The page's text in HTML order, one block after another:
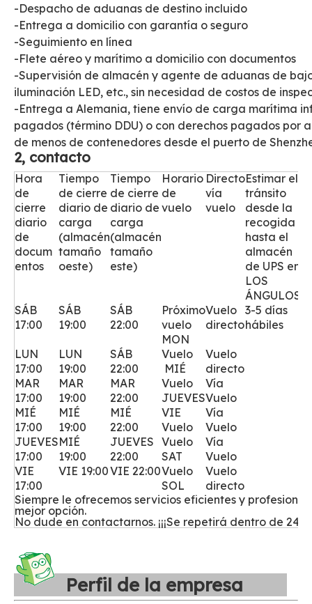
-Despacho de aduanas de destino incluido
-Entrega a domicilio con garantía o seguro
-Seguimiento en línea
-Flete aéreo y marítimo a domicilio con documentos
-Supervisión de almacén y agente de aduanas de
iluminación LED, etc., sin necesidad de costos de
-Entrega a Alemania, tiene envío de carga marítima
pagados (término DDU) o con derechos pagados
de menos de contenedores desde el puerto de
2, contacto
Hora
de
cierre
diario
de
docum
entos
Tiempo
de cierre
diario de
carga
(almacén
tamaño
oeste)
Tiempo
de cierre
diario de
carga
(almacén
tamaño
este)
Horario
de
vuelo
Directo
vía
vuelo
Estimar el
tránsito
desde la
recogida
hasta el
almacén
de UPS en
LOS
ÁNGULOS
SÁB
17:00
SÁB
19:00
SÁB
22:00
Próximo
vuelo
MON
Vuelo
directo
3-5 días
hábiles
LUN
17:00
LUN
19:00
SÁB
22:00
Vuelo
MIÉ
Vuelo
directo
MAR
17:00
MAR
19:00
MAR
22:00
Vuelo
JUEVES
Vía
Vuelo
MIÉ
17:00
MIÉ
19:00
MIÉ
22:00
VIE
Vuelo
Vía
Vuelo
JUEVES
17:00
MIÉ
19:00
JUEVES
22:00
Vuelo
SAT
Vía
Vuelo
VIE
17:00
VIE 19:00VIE 22:00Vuelo
SOL
Vuelo
directo
Siempre le ofrecemos servicios eficientes y
mejor opción.
No dude en contactarnos. ¡¡¡Se repetirá dentro de 24
Perfil de la empresa